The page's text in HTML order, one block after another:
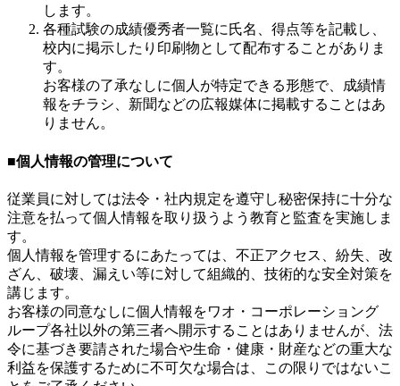
します。
各種試験の成績優秀者一覧に氏名、得点等を記載し、
校内に掲示したり印刷物として配布することがありま
す。
お客様の了承なしに個人が特定できる形態で、成績情
報をチラシ、新聞などの広報媒体に掲載することはあ
りません。
■個人情報の管理について
従業員に対しては法令・社内規定を遵守し秘密保持に十分な
注意を払って個人情報を取り扱うよう教育と監査を実施しま
す。
個人情報を管理するにあたっては、不正アクセス、紛失、改
ざん、破壊、漏えい等に対して組織的、技術的な安全対策を
講じます。
お客様の同意なしに個人情報をワオ・コーポレーショング
ループ各社以外の第三者へ開示することはありませんが、法
令に基づき要請された場合や生命・健康・財産などの重大な
利益を保護するために不可欠な場合は、この限りではないこ